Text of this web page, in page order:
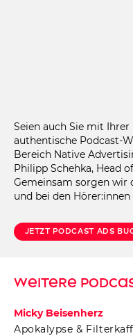
Seien auch Sie mit
authentische Podcast-
Bereich Native
Philipp Schehka, Head
Gemeinsam sorgen wir
und bei den
Jetzt Podcast Ads
Weitere
Micky Beisenherz
Apokalypse &